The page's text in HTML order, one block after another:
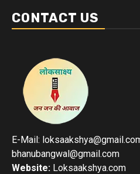
CONTACT US
E-Mail:
bhanubangwal@gmail.com
Website: Loksaakshya.com